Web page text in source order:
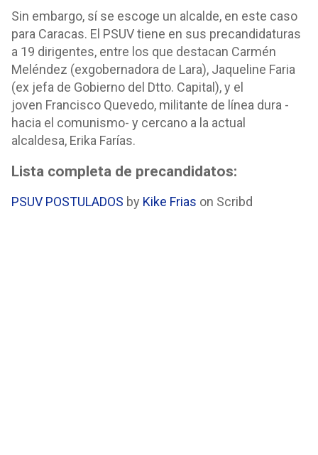
Sin embargo, sí se escoge un alcalde, en este caso
para Caracas. El PSUV tiene en sus precandidaturas
a 19 dirigentes, entre los que destacan Carmén
Meléndez (exgobernadora de Lara), Jaqueline Faria
(ex jefa de Gobierno del Dtto. Capital), y el
joven Francisco Quevedo, militante de línea dura -
hacia el comunismo- y cercano a la actual
alcaldesa, Erika Farías.
Lista completa de precandidatos:
PSUV POSTULADOS by Kike Frias on Scribd